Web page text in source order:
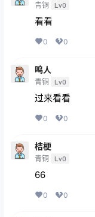
青铜 Lv0
看看
0 0
鸣人
青铜 Lv0
过来看看
0 0
桔梗
青铜 Lv0
66
0 0